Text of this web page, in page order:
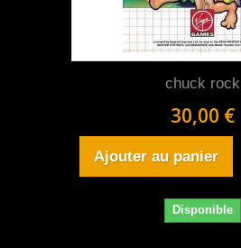
chuck rock
30,00 €
Ajouter au panier
Disponible